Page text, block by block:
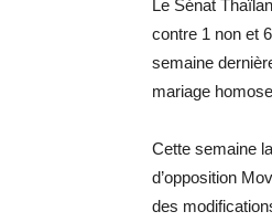
Le Sénat
contre 1 non et
semaine
mariage
Cette semaine
d’opposition
des